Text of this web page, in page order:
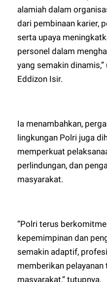
alamiah dalam
dari pembinaan karier,
serta upaya
personel dalam
yang semakin
Eddizon Isir.
Ia menambahkan,
lingkungan Polri juga
memperkuat
perlindungan, dan
masyarakat.
“Polri terus
kepemimpinan dan
semakin adaptif,
memberikan
masyarakat,” tutupnya.